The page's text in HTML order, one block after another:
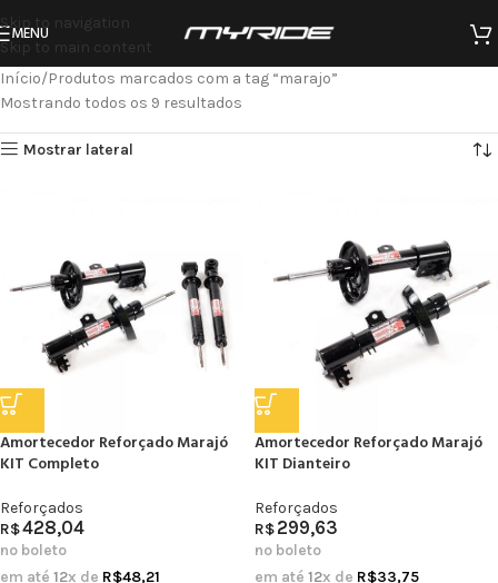
Skip to navigation
Skip to main content
MENU
Início Produtos marcados com a tag “marajo”
Mostrando todos os 9 resultados
Mostrar lateral
Amortecedor Reforçado Marajó
KIT Completo
Reforçados
R$428,04
no boleto
em até 12x de R$48,21
Amortecedor Reforçado Marajó
KIT Dianteiro
Reforçados
R$299,63
no boleto
em até 12x de R$33,75